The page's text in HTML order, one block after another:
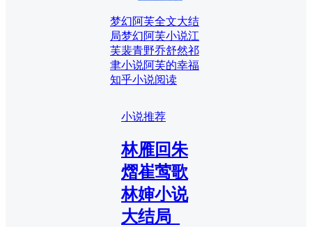
梦幻阿芙全文大结
局梦幻阿芙小说江
芙裴青野乔舒然祁
聿小说阿芙的幸福
知乎小说阅读
小说推荐
林雁回朱
熠崔莺歌
林婶小说
大结局_